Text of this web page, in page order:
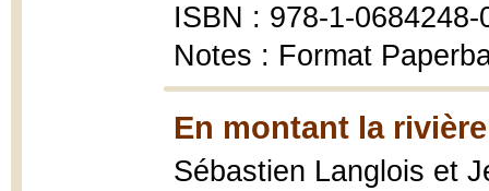
ISBN : 978-1-0684248-
Notes : Format
En montant la
Sébastien Langlois et